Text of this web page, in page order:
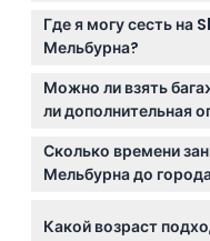
SkyBus
(с 7:00 до 19:00) и
работая ежедневно
изменения —
бронировании).
Где я могу сесть на
Мельбурна?
Вы можете сесть на
аэропорта
по указателям к
Можно ли взять
ли дополнительная
Да, провоз багажа
оплат не требуется,
багажом в аэропорт
Сколько времени
Мельбурна до
может длиться до
Какой возраст